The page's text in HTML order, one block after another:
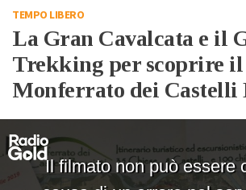
TEMPO LIBERO
La Gran Cavalcata e il
Trekking per scoprire il
Monferrato dei